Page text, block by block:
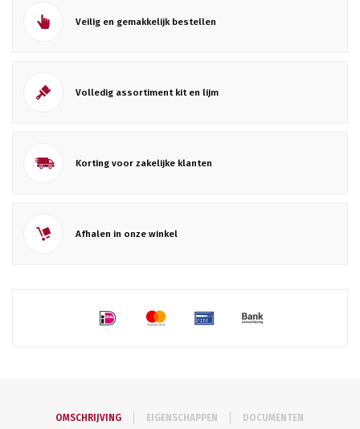
Veilig en gemakkelijk bestellen
Volledig assortiment kit en lijm
Korting voor zakelijke klanten
Afhalen in onze winkel
OMSCHRIJVING EIGENSCHAPPEN DOCUMENTEN